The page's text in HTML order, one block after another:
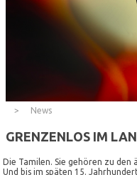
News
GRENZENLOS IM
Die Tamilen. Sie gehören zu den
Und bis im späten 15.